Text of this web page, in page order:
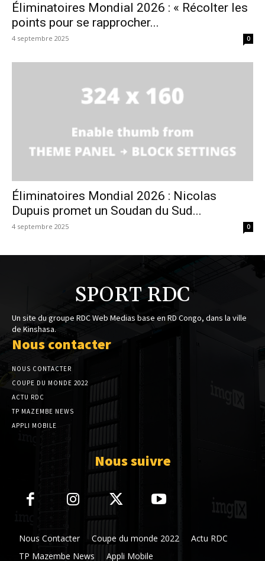
Éliminatoires Mondial 2026 : « Récolter les
points pour se rapprocher...
4 septembre 2025 0
Éliminatoires Mondial 2026 : Nicolas
Dupuis promet un Soudan du Sud...
4 septembre 2025 0
SPORT RDC
Un site du groupe RDC Web Medias base en RD Congo, dans la ville
de Kinshasa.
Nous contacter
NOUS CONTACTER
COUPE DU MONDE 2022
ACTU RDC
TP MAZEMBE NEWS
APPLI MOBILE
Nous suivre
Nous Contacter Coupe du monde 2022
Actu RDC
TP Mazembe News
Appli Mobile